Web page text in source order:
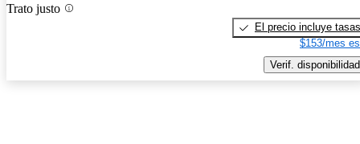
Trato justo
El precio incluye tasas
$153/mes
Verif. disponibilidad